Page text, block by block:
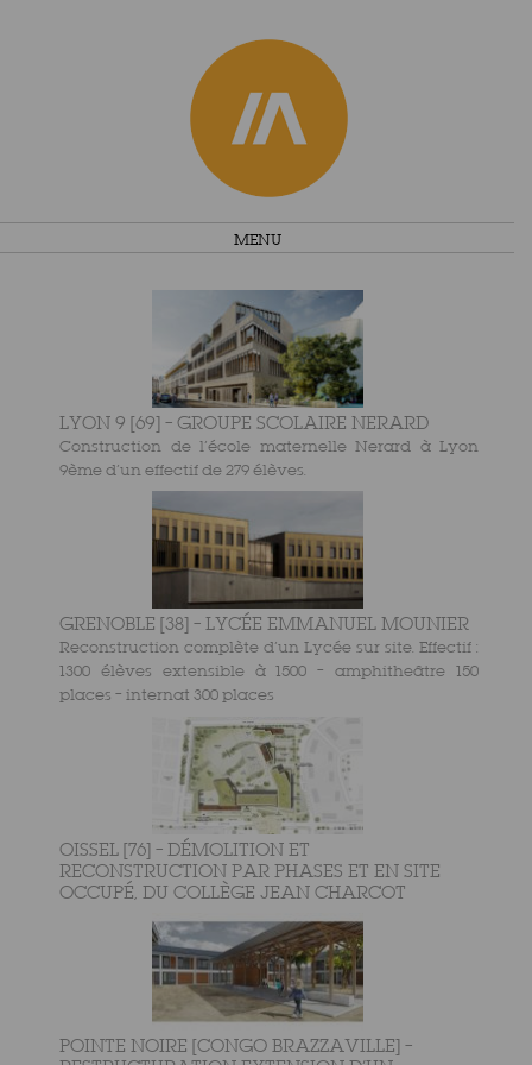
to
MENU
LYON 9 [69] – GROUPE SCOLAIRE NERARD
Construction de l’école maternelle Nerard à Lyon
9ème d’un effectif de 279 élèves.
GRENOBLE [38] – LYCÉE EMMANUEL MOUNIER
Reconstruction complète d’un Lycée sur site. Effectif :
1300 élèves extensible à 1500 – amphitheâtre 150
places – internat 300 places
OISSEL [76] – DÉMOLITION ET
RECONSTRUCTION PAR PHASES ET EN SITE
OCCUPÉ, DU COLLÈGE JEAN CHARCOT
POINTE NOIRE [CONGO BRAZZAVILLE] –